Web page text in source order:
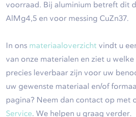
voorraad. Bij aluminium betreft dit
AlMg4,5 en voor messing CuZn37.
In ons materiaaloverzicht vindt u
van onze materialen en ziet u
precies leverbaar zijn voor uw
uw gewenste materiaal en/of
pagina? Neem dan contact op met
Service. We helpen u graag verder.